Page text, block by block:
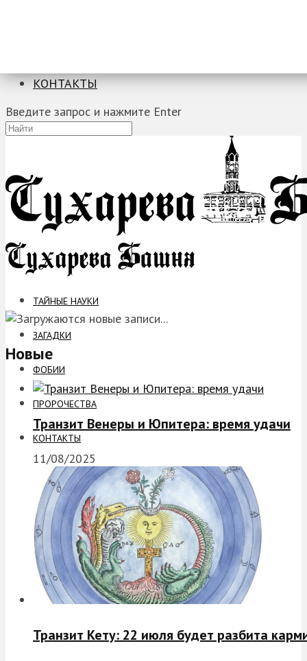
КОНТАКТЫ
Введите запрос и нажмите Enter
ТАЙНЫЕ НАУКИ
ЗАГАДКИ
ФОБИИ
ПРОРОЧЕСТВА
КОНТАКТЫ
Новые
Транзит Венеры и Юпитера: время удачи
11/08/2025
Транзит Кету: 22 июля будет разбита